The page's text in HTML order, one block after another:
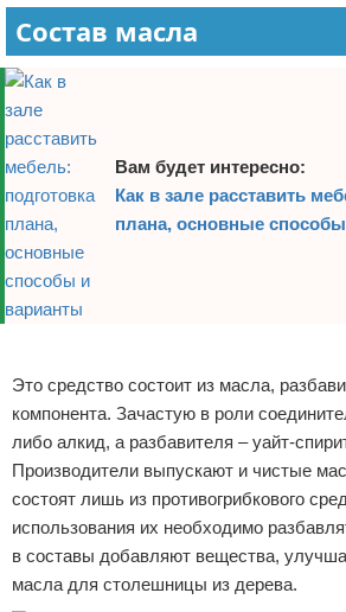
Состав масла
Вам будет интересно:
Как в зале расставить
плана, основные
Это средство состоит из масла,
компонента. Зачастую в роли
либо алкид, а разбавителя – уайт-
Производители выпускают и чистые
состоят лишь из противогрибкового
использования их необходимо
в составы добавляют вещества,
масла для столешницы из дерева.